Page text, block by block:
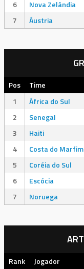
6
Nova Zelândia
7
Áustria
Pos Time
1
África do Sul
2
Senegal
3
Haiti
4
Costa do Marfim
5
Coréia do Sul
6
Escócia
7
Noruega
Rank Jogador